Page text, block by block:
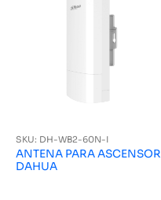
SKU: DH-WB2-60N-I
ANTENA PARA ASCENSOR
DAHUA